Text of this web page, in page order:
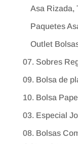
Asa Rizada,
Paquetes
Outlet
07. Sobres
09. Bolsa de
10. Bolsa
03. Especial
08. Bolsas